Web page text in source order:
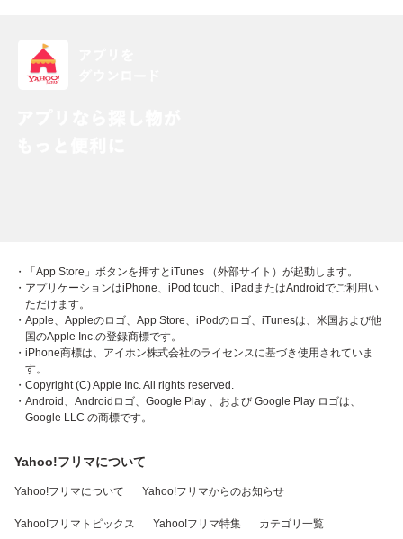
・「App Store」ボタンを押すとiTunes （外部サイト）が起動します。
・アプリケーションはiPhone、iPod touch、iPadまたはAndroidでご利用い
ただけます。
・Apple、Appleのロゴ、App Store、iPodのロゴ、iTunesは、米国および他
国のApple Inc.の登録商標です。
・iPhone商標は、アイホン株式会社のライセンスに基づき使用されていま
す。
・Copyright (C) Apple Inc. All rights reserved.
・Android、Androidロゴ、Google Play 、および Google Play ロゴは、
Google LLC の商標です。
Yahoo!フリマについて
Yahoo!フリマについて Yahoo!フリマからのお知らせ
Yahoo!フリマトピックス Yahoo!フリマ特集 カテゴリ一覧